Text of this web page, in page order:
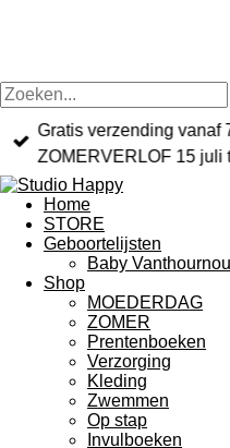
Gratis verzending vanaf
ZOMERVERLOF 15 juli
Home
STORE
Geboortelijsten
Baby
Shop
MOEDERDAG
ZOMER
Prentenboeken
Verzorging
Kleding
Zwemmen
Op stap
Invulboeken